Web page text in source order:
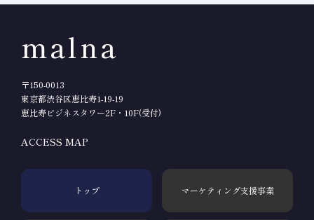
malna
〒150-0013
東京都渋谷区恵比寿1-19-19
恵比寿ビジネスタワー2F・10F(受付)
ACCESS MAP
トップ マーケティング支援事業